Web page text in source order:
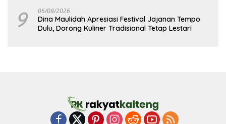
9 06/08/2026
Dina Maulidah Apresiasi Festival Jajanan Tempo
Dulu, Dorong Kuliner Tradisional Tetap Lestari